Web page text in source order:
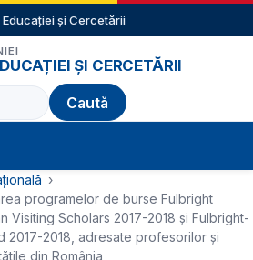
și Cercetării
ȘI CERCETĂRII
programelor de burse Fulbright
Visiting Scholars 2017-2018 și Fulbright-
2017-2018, adresate profesorilor și
din România